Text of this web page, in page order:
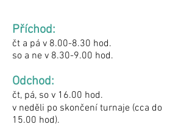
Příchod:
čt a pá v 8.00-8.30 hod.
so a ne v 8.30-9.00 hod.
Odchod:
čt, pá, so v 16.00 hod.
v neděli po skončení turnaje (cca do
15.00 hod).